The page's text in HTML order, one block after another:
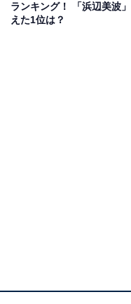
回答者からは「平次が
シーンが好きすぎる」
ランキング！ 「浜辺美波
えた1位は？